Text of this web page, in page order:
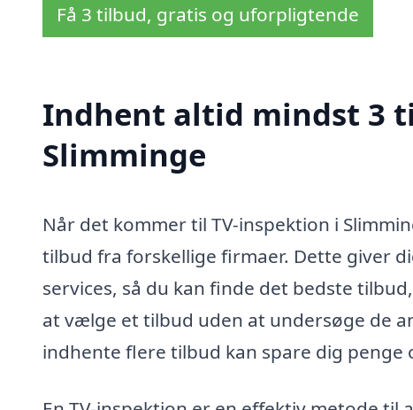
Få 3 tilbud, gratis og uforpligtende
Indhent altid mindst 3
Slimminge
Når det kommer til TV-inspektion i
tilbud fra forskellige firmaer. Dette giver
services, så du kan finde det bedste
at vælge et tilbud uden at undersøge de
indhente flere tilbud kan spare dig penge